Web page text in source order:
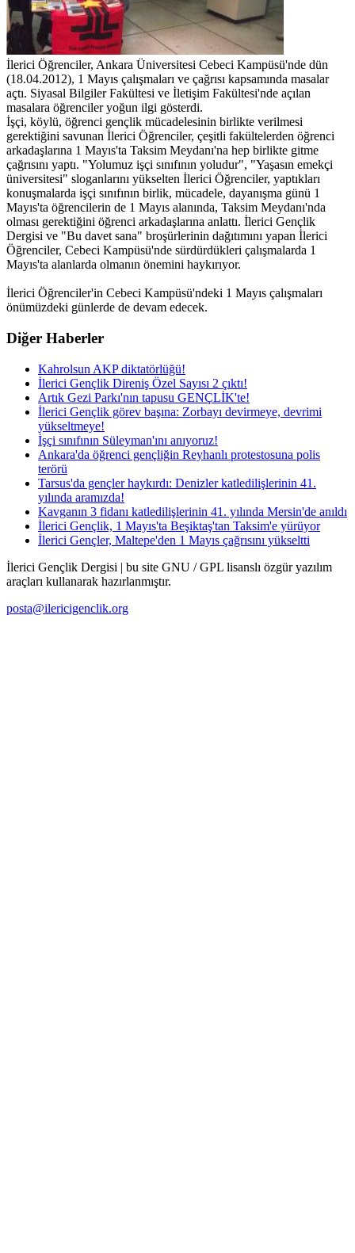
İlerici Öğrenciler, Ankara Üniversitesi Cebeci Kampüsü'nde dün
(18.04.2012), 1 Mayıs çalışmaları ve çağrısı kapsamında masalar
açtı. Siyasal Bilgiler Fakültesi ve İletişim Fakültesi'nde açılan
masalara öğrenciler yoğun ilgi gösterdi.
İşçi, köylü, öğrenci gençlik mücadelesinin birlikte verilmesi
gerektiğini savunan İlerici Öğrenciler, çeşitli fakültelerden öğrenci
arkadaşlarına 1 Mayıs'ta Taksim Meydanı'na hep birlikte gitme
çağrısını yaptı. "Yolumuz işçi sınıfının yoludur", "Yaşasın emekçi
üniversitesi" sloganlarını yükselten İlerici Öğrenciler, yaptıkları
konuşmalarda işçi sınıfının birlik, mücadele, dayanışma günü 1
Mayıs'ta öğrencilerin de 1 Mayıs alanında, Taksim Meydanı'nda
olması gerektiğini öğrenci arkadaşlarına anlattı. İlerici Gençlik
Dergisi ve "Bu davet sana" broşürlerinin dağıtımını yapan İlerici
Öğrenciler, Cebeci Kampüsü'nde sürdürdükleri çalışmalarda 1
Mayıs'ta alanlarda olmanın önemini haykırıyor.
İlerici Öğrenciler'in Cebeci Kampüsü'ndeki 1 Mayıs çalışmaları
önümüzdeki günlerde de devam edecek.
Diğer Haberler
Kahrolsun AKP diktatörlüğü!
İlerici Gençlik Direniş Özel Sayısı 2 çıktı!
Artık Gezi Parkı'nın tapusu GENÇLİK'te!
İlerici Gençlik görev başına: Zorbayı devirmeye, devrimi
yükseltmeye!
İşçi sınıfının Süleyman'ını anıyoruz!
Ankara'da öğrenci gençliğin Reyhanlı protestosuna polis
terörü
Tarsus'da gençler haykırdı: Denizler katledilişlerinin 41.
yılında aramızda!
Kavganın 3 fidanı katledilişlerinin 41. yılında Mersin'de anıldı
İlerici Gençlik, 1 Mayıs'ta Beşiktaş'tan Taksim'e yürüyor
İlerici Gençler, Maltepe'den 1 Mayıs çağrısını yükseltti
İlerici Gençlik Dergisi | bu site GNU / GPL lisanslı özgür yazılım
araçları kullanarak hazırlanmıştır.
posta@ilericigenclik.org